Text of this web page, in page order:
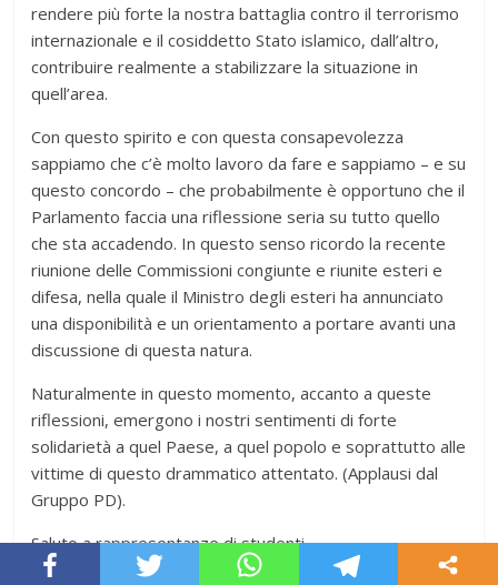
rendere più forte la nostra battaglia contro il terrorismo
internazionale e il cosiddetto Stato islamico, dall’altro,
contribuire realmente a stabilizzare la situazione in
quell’area.
Con questo spirito e con questa consapevolezza
sappiamo che c’è molto lavoro da fare e sappiamo – e su
questo concordo – che probabilmente è opportuno che il
Parlamento faccia una riflessione seria su tutto quello
che sta accadendo. In questo senso ricordo la recente
riunione delle Commissioni congiunte e riunite esteri e
difesa, nella quale il Ministro degli esteri ha annunciato
una disponibilità e un orientamento a portare avanti una
discussione di questa natura.
Naturalmente in questo momento, accanto a queste
riflessioni, emergono i nostri sentimenti di forte
solidarietà a quel Paese, a quel popolo e soprattutto alle
vittime di questo drammatico attentato. (Applausi dal
Gruppo PD).
Saluto a rappresentanze di studenti